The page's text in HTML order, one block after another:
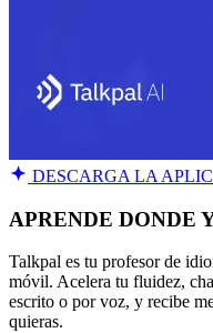
DESCARGA LA
APRENDE DONDE
Talkpal es tu profesor de
móvil. Acelera tu fluidez,
escrito o por voz, y recibe
quieras.